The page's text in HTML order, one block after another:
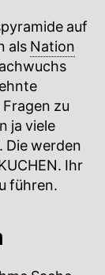
auf
als Nation
zu
ja viele
Die werden
Ihr
führen.